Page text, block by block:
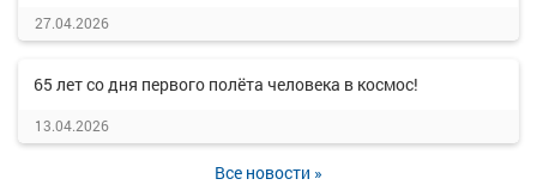
27.04.2026
65 лет со дня первого полёта человека в космос!
13.04.2026
Все новости »